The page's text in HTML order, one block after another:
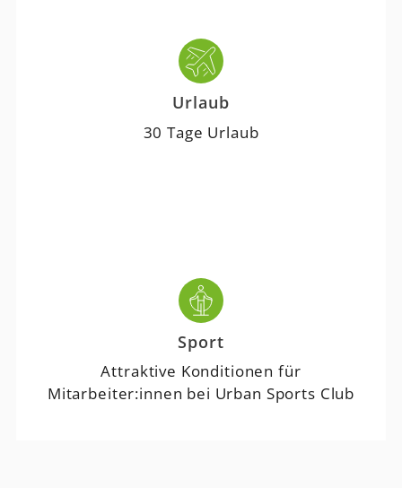
Urlaub
30 Tage Urlaub
Sport
Attraktive Konditionen für
Mitarbeiter:innen bei Urban Sports Club